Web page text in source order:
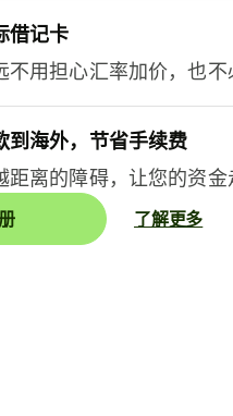
借记卡
不用担心汇率加价，也
到海外，节省手续费
距离的障碍，让您的资金
了解更多